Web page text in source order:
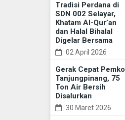
Tradisi Perdana di
SDN 002 Selayar,
Khatam Al-Qur’an
dan Halal Bihalal
Digelar Bersama
02 April 2026
Gerak Cepat Pemko
Tanjungpinang, 75
Ton Air Bersih
Disalurkan
30 Maret 2026